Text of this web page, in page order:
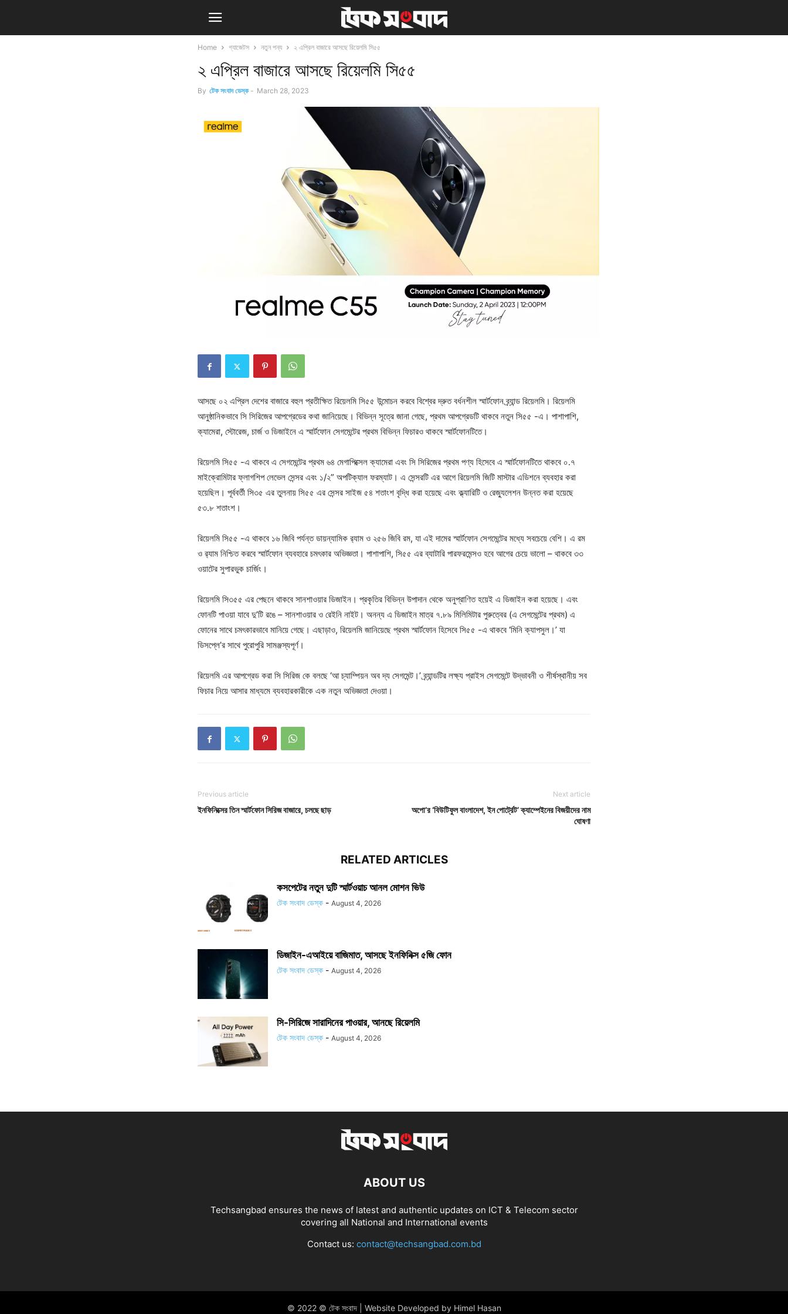
Home গ্যাজেটস নতুন পন্য ২ এপ্রিল বাজারে আসছে রিয়েলমি সি৫৫
২ এপ্রিল বাজারে আসছে রিয়েলমি সি৫৫
By টেক সংবাদ ডেস্ক - March 28, 2023
আসছে ০২ এপ্রিল দেশের বাজারে বহুল প্রতীক্ষিত রিয়েলমি সি৫৫ উন্মোচন করবে বিশ্বের দ্রুত বর্ধনশীল স্মার্টফোন ব্র্যান্ড রিয়েলমি। রিয়েলমি
আনুষ্ঠানিকভাবে সি সিরিজের আপগ্রেডের কথা জানিয়েছে। বিভিন্ন সূত্রে জানা গেছে, প্রথম আপগ্রেডটি থাকবে নতুন সি৫৫ -এ। পাশাপাশি,
ক্যামেরা, স্টোরেজ, চার্জ ও ডিজাইনে এ স্মার্টফোন সেগমেন্টের প্রথম বিভিন্ন ফিচারও থাকবে স্মার্টফোনটিতে।
রিয়েলমি সি৫৫ -এ থাকবে এ সেগমেন্টের প্রথম ৬৪ মেগাপিক্সেল ক্যামেরা এবং সি সিরিজের প্রথম পণ্য হিসেবে এ স্মার্টফোনটিতে থাকবে ০.৭
মাইক্রোমিটার ফ্লাগশিপ লেভেল সেন্সর এবং ১/২” অপটিক্যাল ফরম্যাট। এ সেন্সরটি এর আগে রিয়েলমি জিটি মাস্টার এডিশনে ব্যবহার করা
হয়েছিল। পূর্ববর্তী সি৩৫ এর তুলনায় সি৫৫ এর সেন্সর সাইজ ৫৪ শতাংশ বৃদ্ধি করা হয়েছে এবং ক্ল্যারিটি ও রেজ্যুলেশন উন্নত করা হয়েছে
৫৩.৮ শতাংশ।
রিয়েলমি সি৫৫ -এ থাকবে ১৬ জিবি পর্যন্ত ডায়ন্যামিক র‍্যাম ও ২৫৬ জিবি রম, যা এই দামের স্মার্টফোন সেগমেন্টের মধ্যে সবচেয়ে বেশি। এ রম
ও র‍্যাম নিশ্চিত করবে স্মার্টফোন ব্যবহারে চমৎকার অভিজ্ঞতা। পাশাপাশি, সি৫৫ এর ব্যাটারি পারফরমেন্সও হবে আগের চেয়ে ভালো – থাকবে ৩৩
ওয়াটের সুপারভুক চার্জিং।
রিয়েলমি সি৩৫৫ এর পেছনে থাকবে সানশাওয়ার ডিজাইন। প্রকৃতির বিভিন্ন উপাদান থেকে অনুপ্রাণিত হয়েই এ ডিজাইন করা হয়েছে। এবং
ফোনটি পাওয়া যাবে দু’টি রঙে – সানশাওয়ার ও রেইনি নাইট। অনন্য এ ডিজাইন মাত্র ৭.৮৯ মিলিমিটার পুরুত্বের (এ সেগমেন্টের প্রথম) এ
ফোনের সাথে চমৎকারভাবে মানিয়ে গেছে। এছাড়াও, রিয়েলমি জানিয়েছে প্রথম স্মার্টফোন হিসেবে সি৫৫ -এ থাকবে ‘মিনি ক্যাপসুল।’ যা
ডিসপ্লে’র সাথে পুরোপুরি সামঞ্জস্যপূর্ণ।
রিয়েলমি এর আপগ্রেড করা সি সিরিজ কে বলছে ‘আ চ্যাম্পিয়ন অব দ্য সেগমেন্ট।’ ব্র্যান্ডটির লক্ষ্য প্রাইস সেগমেন্টে উদ্ভাবনী ও শীর্ষস্থানীয় সব
ফিচার নিয়ে আসার মাধ্যমে ব্যবহারকারীকে এক নতুন অভিজ্ঞতা দেওয়া।
Previous article
ইনফিনিক্সের তিন স্মার্টফোন সিরিজ বাজারে, চলছে ছাড়
Next article
অপো’র ‘বিউটিফুল বাংলাদেশ, ইন পোর্ট্রেট’ ক্যাম্পেইনের বিজয়ীদের নাম
ঘোষণা
RELATED ARTICLES
কসপেটের নতুন দুটি স্মার্টওয়াচ আনল মোশন ভিউ
টেক সংবাদ ডেস্ক - August 4, 2026
ডিজাইন-এআইয়ে বাজিমাত, আসছে ইনফিনিক্স ৫জি ফোন
টেক সংবাদ ডেস্ক - August 4, 2026
সি-সিরিজে সারাদিনের পাওয়ার, আনছে রিয়েলমি
টেক সংবাদ ডেস্ক - August 4, 2026
ABOUT US
Techsangbad ensures the news of latest and authentic updates on ICT & Telecom sector
covering all National and International events
Contact us: contact@techsangbad.com.bd
© 2022 © টেক সংবাদ | Website Developed by Himel Hasan